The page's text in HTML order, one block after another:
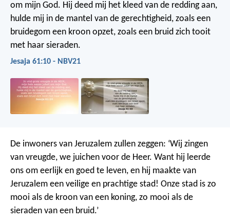
om mijn God. Hij deed mij het kleed van de redding aan,
hulde mij in de mantel van de gerechtigheid, zoals een
bruidegom een kroon opzet, zoals een bruid zich tooit
met haar sieraden.
Jesaja 61:10 - NBV21
De inwoners van Jeruzalem zullen zeggen: ‘Wij zingen
van vreugde, we juichen voor de Heer. Want hij leerde
ons om eerlijk en goed te leven, en hij maakte van
Jeruzalem een veilige en prachtige stad! Onze stad is zo
mooi als de kroon van een koning, zo mooi als de
sieraden van een bruid.’